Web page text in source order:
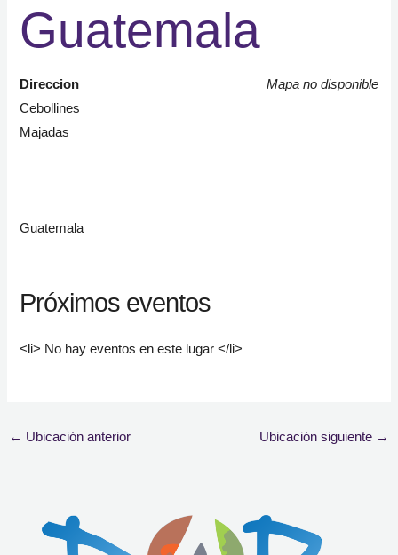
Guatemala
Mapa no disponible
Direccion
Cebollines
Majadas
Guatemala
Próximos eventos
<li> No hay eventos en este lugar </li>
← Ubicación anterior Ubicación siguiente →